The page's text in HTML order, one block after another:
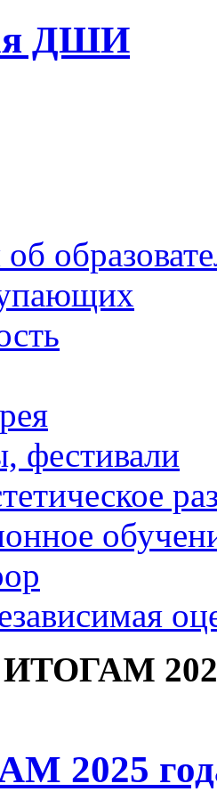
ДШИ
фестивали
2025